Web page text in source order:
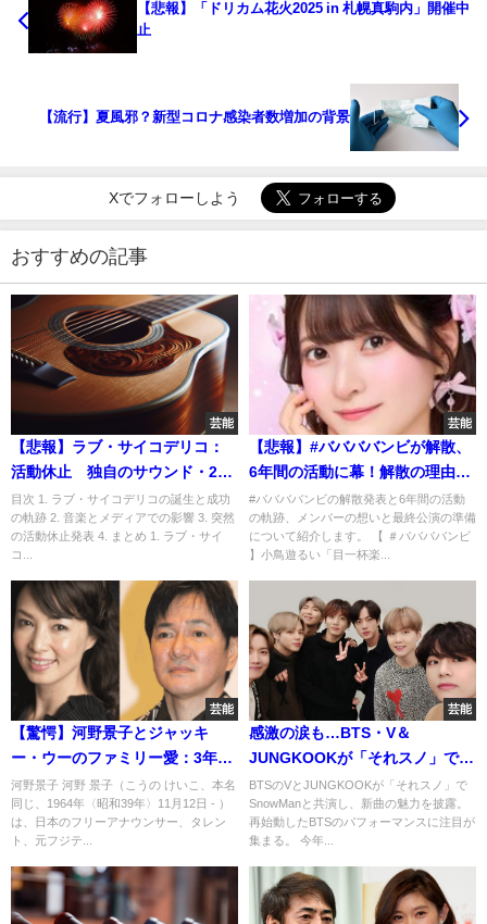
【悲報】「ドリカム花火2025 in 札幌真駒内」開催中
止
【流行】夏風邪？新型コロナ感染者数増加の背景
Xでフォローしよう
おすすめの記事
芸能
【悲報】ラブ・サイコデリコ：
活動休止 独自のサウンド・25
周年アニバーサリー
目次 1. ラブ・サイコデリコの誕生と成功
の軌跡 2. 音楽とメディアでの影響 3. 突然
の活動休止発表 4. まとめ 1. ラブ・サイ
コ...
芸能
【悲報】#ババババンビが解散、
6年間の活動に幕！解散の理由と
メンバーの想い
#ババババンビの解散発表と6年間の活動
の軌跡、メンバーの想いと最終公演の準備
について紹介します。 【 ＃ババババンビ
】小鳥遊るい「目一杯楽...
芸能
【驚愕】河野景子とジャッキ
ー・ウーのファミリー愛：3年以
上の同居生活の真相
河野景子 河野 景子（こうの けいこ、本名
同じ、1964年〈昭和39年〉11月12日 - ）
は、日本のフリーアナウンサー、タレン
ト、元フジテ...
芸能
感激の涙も…BTS・V＆
JUNGKOOKが「それスノ」で
SnowManと共演！新曲の魅力を
徹底分析
BTSのVとJUNGKOOKが「それスノ」で
SnowManと共演し、新曲の魅力を披露。
再始動したBTSのパフォーマンスに注目が
集まる。 今年...